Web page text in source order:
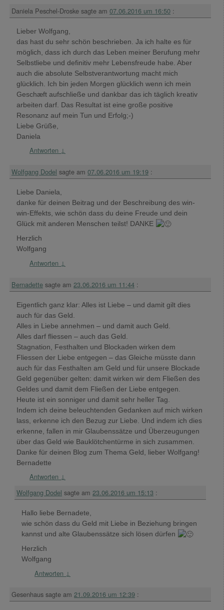
Daniela Peschel-Droske sagte am 07.06.2016 um 16:50 :
Lieber Wolfgang,
das hast du sehr schön beschrieben. Ja ich halte es für
möglich, dass ich durch das Leben meiner Berufung mehr
Selbstliebe und definitiv mehr Lebensfreude habe. Aber
auch die absolute Selbstverantwortung macht mich
glücklich. Ich bin jeden Morgen glücklich wenn ich mein
Geschæft aufschließe und dankbar das ich täglich kreativ
arbeiten darf. Das Resultat ist eine große positive
Resonanz auf mein Tun und Erfolg;-)
Liebe Grüße,
Daniela
Antworten ↓
Wolfgang Dodel sagte am 07.06.2016 um 19:19 :
Liebe Daniela,
danke für deinen Beitrag und der Beschreibung des win-
win-Effekts, wie schön dass du deine Freude und dein
Glück mit anderen Menschen teilst! DANKE
Herzlich
Wolfgang
Antworten ↓
Bernadette sagte am 23.06.2016 um 11:44 :
Eigentlich ganz klar: Alles ist Liebe – und damit gilt dies
auch für das Geld.
Alles in Liebe annehmen – und damit auch Geld.
Alles darf fliessen – auch das Geld.
Stagnation, Festhalten und Blockaden wirken dem
Fliessen der Liebe entgegen – das Gleiche müsste dann
auch für das Festhalten am Geld und für unsere Blockade
Geld gegenüber gelten: damit wirken wir dem Fließen des
Geldes und damit dem Fließen der Liebe entgegen.
Heute ist ein sonniger und damit sehr heller Tag.
Indem ich deine beleuchtenden Gedanken auf mich wirken
lass, erkenne ich den Bezug zur Liebe. Und indem ich dies
erkenne, fallen in mir Glaubenssätze und Überzeugungen
über das Geld wie Bauklötchentürme in sich zusammen.
Danke für deinen Blog zum Thema Geld, lieber Wolfgang!
Bernadette
Antworten ↓
Wolfgang Dodel sagte am 23.06.2016 um 15:13 :
Hallo liebe Bernadete,
wie schön dass du Geld mit Liebe in Beziehung bringen
kannst und alte Glaubenssätze sich lösen dürfen
Herzlich
Wolfgang
Antworten ↓
Gesenhaus sagte am 21.09.2016 um 12:39 :